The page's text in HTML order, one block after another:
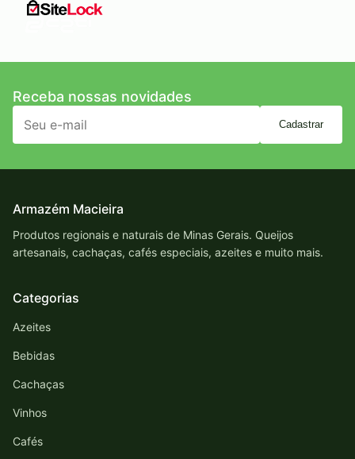
Receba nossas novidades
Cadastrar
Armazém Macieira
Produtos regionais e naturais de Minas Gerais. Queijos
artesanais, cachaças, cafés especiais, azeites e muito mais.
Categorias
Azeites
Bebidas
Cachaças
Vinhos
Cafés